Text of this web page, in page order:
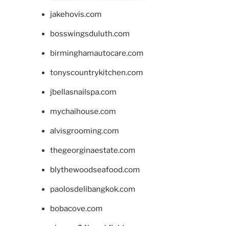
jakehovis.com
bosswingsduluth.com
birminghamautocare.com
tonyscountrykitchen.com
jbellasnailspa.com
mychaihouse.com
alvisgrooming.com
thegeorginaestate.com
blythewoodseafood.com
paolosdelibangkok.com
bobacove.com